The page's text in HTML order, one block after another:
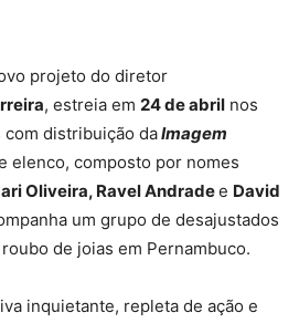
projeto do diretor
, estreia em 24 de abril nos
distribuição daImagem
elenco, composto por nomes
Oliveira, Ravel Andradee David
um grupo de desajustados
de joias em Pernambuco.
inquietante, repleta de ação e